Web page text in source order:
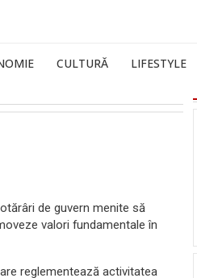
CULTURĂ LIFESTYLE
de guvern menite să
valori fundamentale în
reglementează activitatea